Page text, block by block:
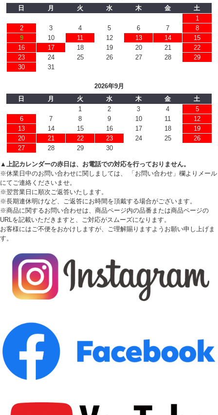
日
月 火 水 木 金
土
1
2
3 4 5 6 7
8
9
10 11 12 13 14
15
16
17 18 19 20 21
22
23
24 25 26 27 28
29
30
31
2026年9月
日
月 火 水 木 金
土
1
2 3 4
5
6
7 8 9 10 11
12
13
14 15 16 17 18
19
20
21 22 23 24 25
26
27
28 29 30
▲上記カレンダーの赤日は、お電話での対応を行っておりません。
※休業日中のお問い合わせに関しましては、 「お問い合わせ」欄よりメール
にてご連絡くださいませ。
※翌営業日に順次ご返答いたします。
※長期連休明けなど、ご返答にお時間を頂戴する場合がございます。
※商品に関するお問い合わせは、商品ページ内の品番または商品ページの
URLを記載いただきますと、ご対応がスムーズになります。
お客様にはご不便をおかけしますが、ご理解賜りますようお願い申し上げま
す。